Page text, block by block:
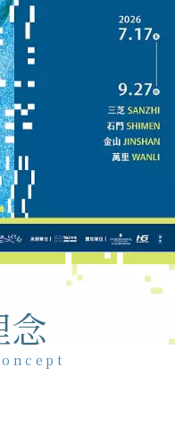
念